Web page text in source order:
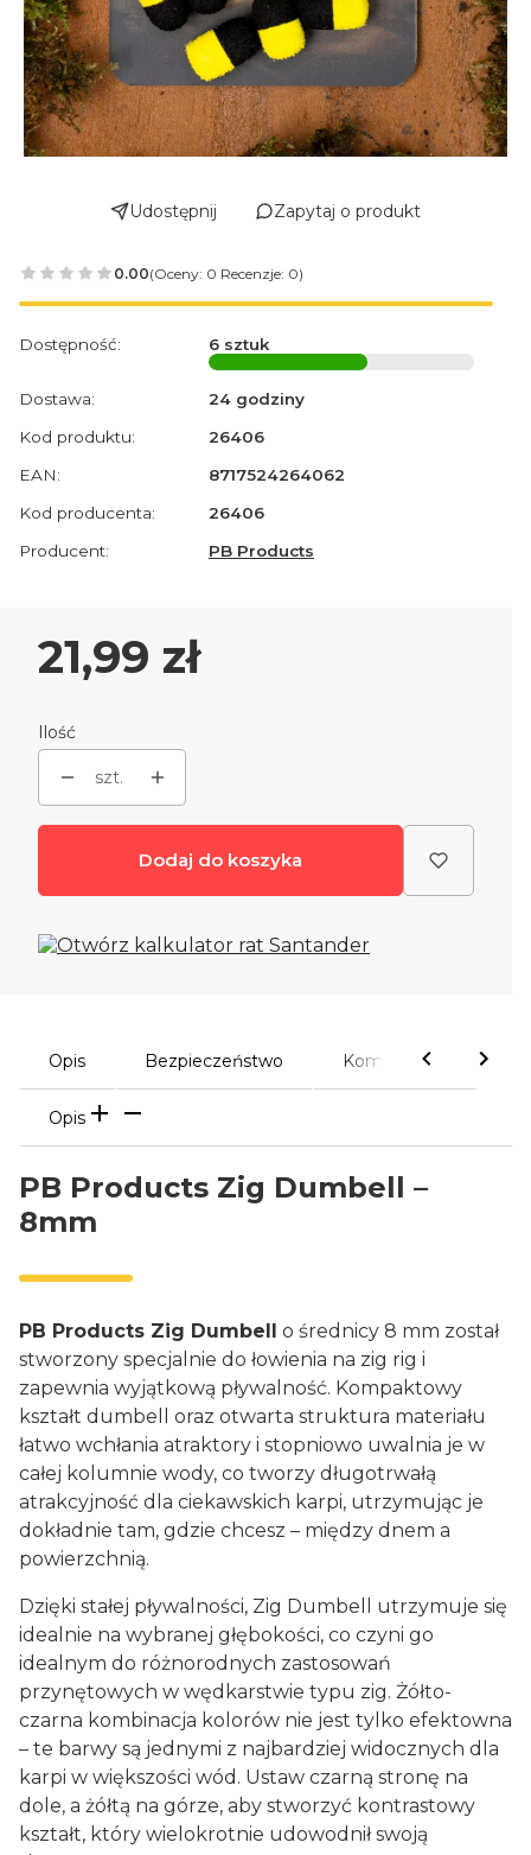
Udostępnij Zapytaj o produkt
0.00(Oceny: 0 Recenzje: 0)
Dostępność: 6 sztuk
Dostawa:
24 godziny
Kod produktu:
26406
EAN:
8717524264062
Kod producenta:
26406
Producent:
PB Products
Cena
21,99 zł
Ilość
szt.
Dodaj do koszyka
Opis Bezpieczeństwo Komentarze
Opis
PB Products Zig Dumbell –
8mm
PB Products Zig Dumbell o średnicy 8 mm został
stworzony specjalnie do łowienia na zig rig i
zapewnia wyjątkową pływalność. Kompaktowy
kształt dumbell oraz otwarta struktura materiału
łatwo wchłania atraktory i stopniowo uwalnia je w
całej kolumnie wody, co tworzy długotrwałą
atrakcyjność dla ciekawskich karpi, utrzymując je
dokładnie tam, gdzie chcesz – między dnem a
powierzchnią.
Dzięki stałej pływalności, Zig Dumbell utrzymuje się
idealnie na wybranej głębokości, co czyni go
idealnym do różnorodnych zastosowań
przynętowych w wędkarstwie typu zig. Żółto-
czarna kombinacja kolorów nie jest tylko efektowna
– te barwy są jednymi z najbardziej widocznych dla
karpi w większości wód. Ustaw czarną stronę na
dole, a żółtą na górze, aby stworzyć kontrastowy
kształt, który wielokrotnie udowodnił swoją